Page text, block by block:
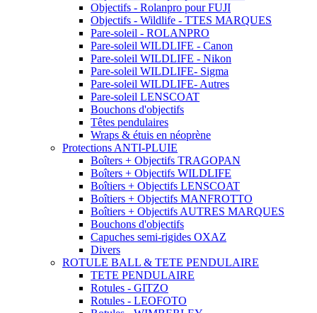
Objectifs - Rolanpro pour FUJI
Objectifs - Wildlife - TTES MARQUES
Pare-soleil - ROLANPRO
Pare-soleil WILDLIFE - Canon
Pare-soleil WILDLIFE - Nikon
Pare-soleil WILDLIFE- Sigma
Pare-soleil WILDLIFE- Autres
Pare-soleil LENSCOAT
Bouchons d'objectifs
Têtes pendulaires
Wraps & étuis en néoprène
Protections ANTI-PLUIE
Boîters + Objectifs TRAGOPAN
Boîters + Objectifs WILDLIFE
Boîtiers + Objectifs LENSCOAT
Boîtiers + Objectifs MANFROTTO
Boîtiers + Objectifs AUTRES MARQUES
Bouchons d'objectifs
Capuches semi-rigides OXAZ
Divers
ROTULE BALL & TETE PENDULAIRE
TETE PENDULAIRE
Rotules - GITZO
Rotules - LEOFOTO